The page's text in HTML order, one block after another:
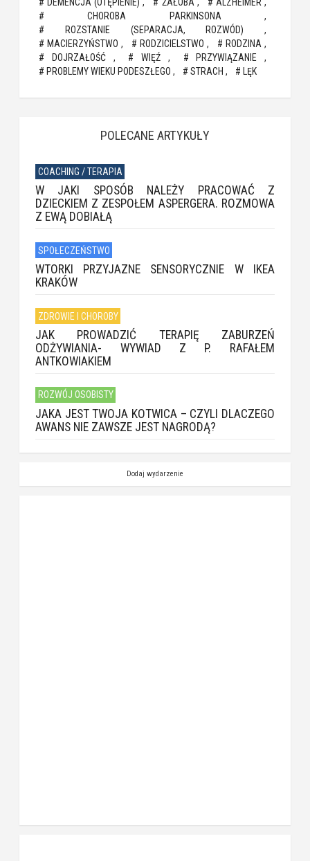
CHOROBA PARKINSONA
ROZSTANIE (SEPARACJA, ROZWÓD)
MACIERZYŃSTWO
RODZICIELSTWO
RODZINA
DOJRZAŁOŚĆ
WIĘŹ
PRZYWIĄZANIE
PROBLEMY WIEKU PODESZŁEGO
STRACH LĘK
POLECANE ARTYKUŁY
COACHING / TERAPIA
W JAKI SPOSÓB NALEŻY PRACOWAĆ Z
DZIECKIEM Z ZESPOŁEM ASPERGERA. ROZMOWA
Z EWĄ DOBIAŁĄ
SPOŁECZEŃSTWO
WTORKI PRZYJAZNE SENSORYCZNIE W IKEA
KRAKÓW
ZDROWIE I CHOROBY
JAK PROWADZIĆ TERAPIĘ ZABURZEŃ
ODŻYWIANIA- WYWIAD Z P. RAFAŁEM
ANTKOWIAKIEM
ROZWÓJ OSOBISTY
JAKA JEST TWOJA KOTWICA – CZYLI DLACZEGO
AWANS NIE ZAWSZE JEST NAGRODĄ?
Dodaj wydarzenie